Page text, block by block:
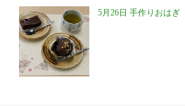
5月26日 手作りおはぎ